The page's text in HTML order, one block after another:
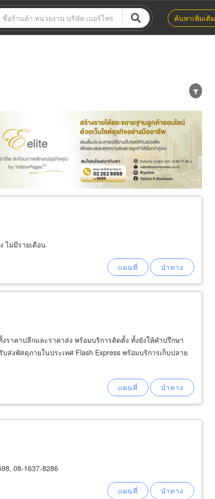
ค้นหาเพิ่มเติม
ผู้ส่งออก/นำเข้า ธุรกิจบริการ
ไม่มีรายเดือน
าคาปลีกและราคาส่ง พร้อมบริการติดตั้ง ทั้งยังให้คำปรึกษา
ส่งพัสดุภายในประเทศ Flash Express พร้อมบริการเก็บปลาย
08-1637-8286